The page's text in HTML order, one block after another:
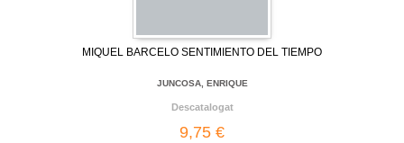
MIQUEL BARCELO SENTIMIENTO DEL TIEMPO
JUNCOSA, ENRIQUE
Descatalogat
9,75 €